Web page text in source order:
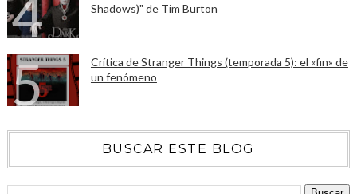
Shadows)" de Tim Burton
Crítica de Stranger Things (temporada 5): el «fin» de
un fenómeno
BUSCAR ESTE BLOG